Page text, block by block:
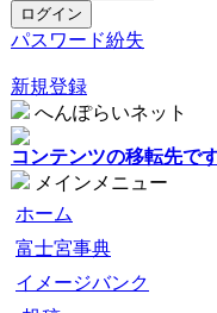
パスワード紛失
新規登録
へんぽらいネット
コンテンツの移転先です
メインメニュー
ホーム
富士宮事典
イメージバンク